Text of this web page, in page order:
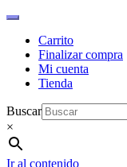
Carrito
Finalizar compra
Mi cuenta
Tienda
Buscar
×
Ir al contenido